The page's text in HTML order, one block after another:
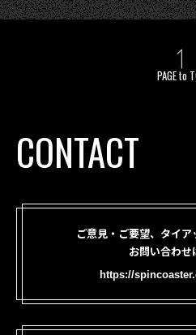
PAGE to
CONTACT
ご意見・ご要望、タイ
お問い合わせ
https://